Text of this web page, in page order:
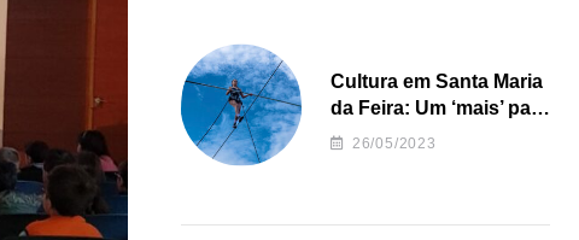
Cultura em Santa Maria
da Feira: Um ‘mais’ para
o Concelho
26/05/2023